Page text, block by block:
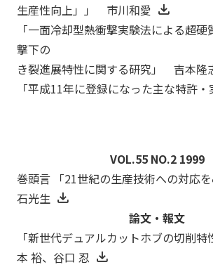
生産性向上」」 市川和愛
「一面冷却型熱衝撃実験法による超
撃下の
き裂進展特性に関する研究」 吉本隆
「平成11年に登録になった主な特許・
VOL.55 NO.2 1999
巻頭言 「21世紀の生産技術への対応
石光生
論文・報文
「新世代デュアルカットホブの切削
本 裕、谷口 忍